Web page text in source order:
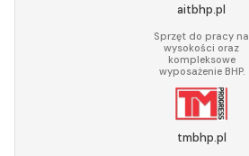
aitbhp.pl
Sprzęt do pracy na
wysokości oraz
kompleksowe
wyposażenie BHP.
tmbhp.pl